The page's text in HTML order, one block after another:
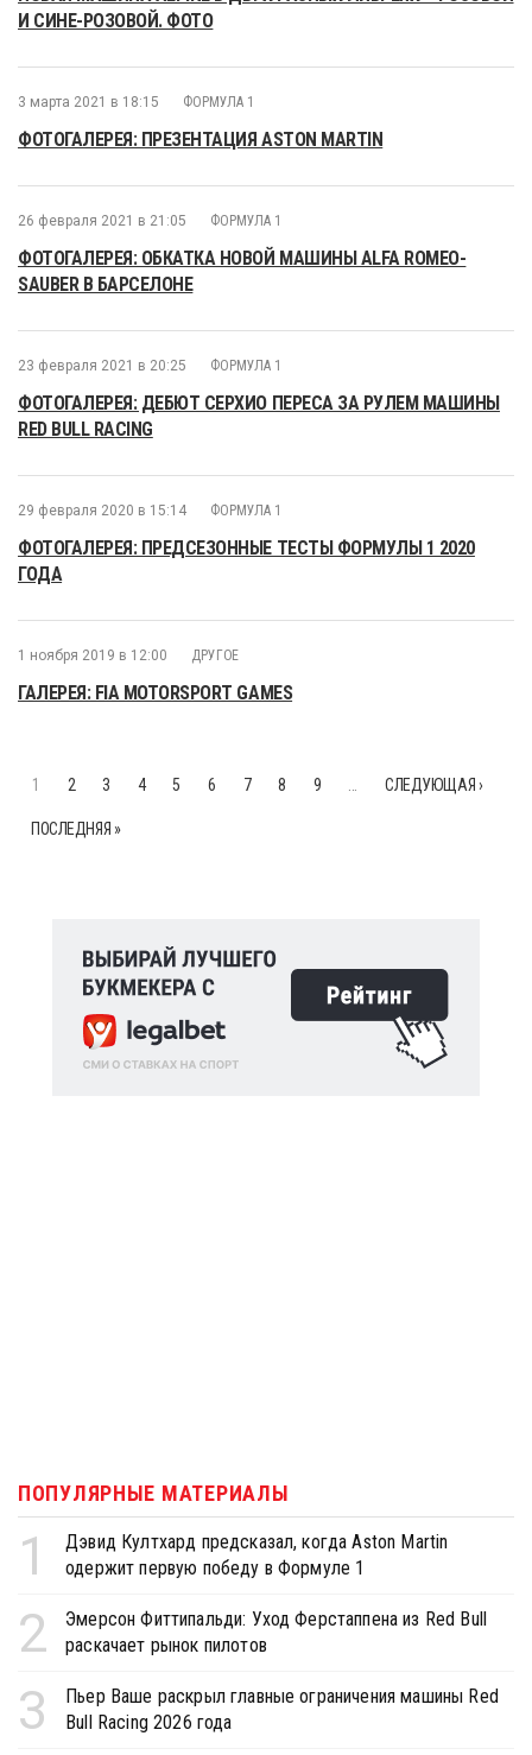
И СИНЕ-РОЗОВОЙ. ФОТО
3 марта 2021 в 18:15 ФОРМУЛА 1
ФОТОГАЛЕРЕЯ: ПРЕЗЕНТАЦИЯ ASTON MARTIN
26 февраля 2021 в 21:05 ФОРМУЛА 1
ФОТОГАЛЕРЕЯ: ОБКАТКА НОВОЙ МАШИНЫ ALFA ROMEO-
SAUBER В БАРСЕЛОНЕ
23 февраля 2021 в 20:25 ФОРМУЛА 1
ФОТОГАЛЕРЕЯ: ДЕБЮТ СЕРХИО ПЕРЕСА ЗА РУЛЕМ МАШИНЫ
RED BULL RACING
29 февраля 2020 в 15:14 ФОРМУЛА 1
ФОТОГАЛЕРЕЯ: ПРЕДСЕЗОННЫЕ ТЕСТЫ ФОРМУЛЫ 1 2020
ГОДА
1 ноября 2019 в 12:00 ДРУГОЕ
ГАЛЕРЕЯ: FIA MOTORSPORT GAMES
1 2 3 4 5 6 7 8 9 СЛЕДУЮЩАЯ ›
ПОСЛЕДНЯЯ »
ПОПУЛЯРНЫЕ МАТЕРИАЛЫ
1
Дэвид Култхард предсказал, когда Aston Martin
одержит первую победу в Формуле 1
2
Эмерсон Фиттипальди: Уход Ферстаппена из Red Bull
раскачает рынок пилотов
3
Пьер Ваше раскрыл главные ограничения машины Red
Bull Racing 2026 года